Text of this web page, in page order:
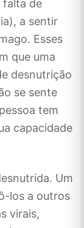
falta de
a sentir
Esses
que uma
desnutrição
se sente
tem
capacidade
Um
los a outros
virais,